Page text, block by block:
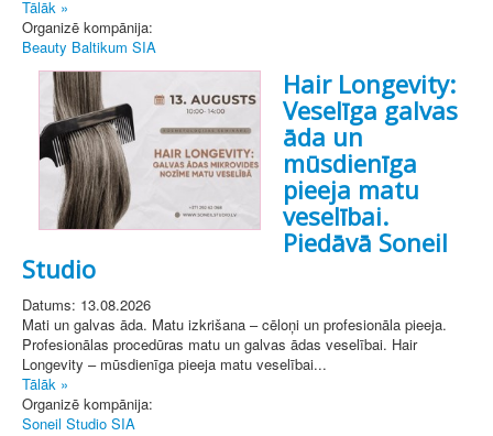
Tālāk »
Organizē kompānija:
Beauty Baltikum SIA
Hair Longevity:
Veselīga galvas
āda un
mūsdienīga
pieeja matu
veselībai.
Piedāvā Soneil
Studio
Datums: 13.08.2026
Mati un galvas āda. Matu izkrišana – cēloņi un profesionāla pieeja.
Profesionālas procedūras matu un galvas ādas veselībai. Hair
Longevity – mūsdienīga pieeja matu veselībai...
Tālāk »
Organizē kompānija:
Soneil Studio SIA